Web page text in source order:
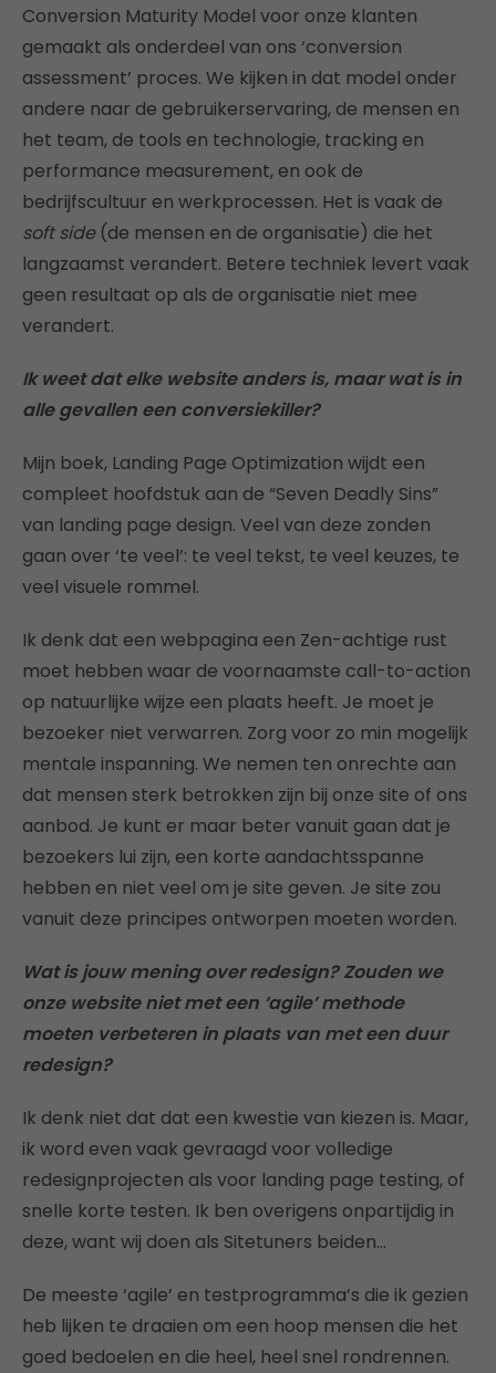
Conversion Maturity Model voor onze klanten
gemaakt als onderdeel van ons ‘conversion
assessment’ proces. We kijken in dat model onder
andere naar de gebruikerservaring, de mensen en
het team, de tools en technologie, tracking en
performance measurement, en ook de
bedrijfscultuur en werkprocessen. Het is vaak de
soft side (de mensen en de organisatie) die het
langzaamst verandert. Betere techniek levert vaak
geen resultaat op als de organisatie niet mee
verandert.
Ik weet dat elke website anders is, maar wat is in
alle gevallen een conversiekiller?
Mijn boek, Landing Page Optimization wijdt een
compleet hoofdstuk aan de “Seven Deadly Sins”
van landing page design. Veel van deze zonden
gaan over ‘te veel’: te veel tekst, te veel keuzes, te
veel visuele rommel.
Ik denk dat een webpagina een Zen-achtige rust
moet hebben waar de voornaamste call-to-action
op natuurlijke wijze een plaats heeft. Je moet je
bezoeker niet verwarren. Zorg voor zo min mogelijk
mentale inspanning. We nemen ten onrechte aan
dat mensen sterk betrokken zijn bij onze site of ons
aanbod. Je kunt er maar beter vanuit gaan dat je
bezoekers lui zijn, een korte aandachtsspanne
hebben en niet veel om je site geven. Je site zou
vanuit deze principes ontworpen moeten worden.
Wat is jouw mening over redesign? Zouden we
onze website niet met een ‘agile’ methode
moeten verbeteren in plaats van met een duur
redesign?
Ik denk niet dat dat een kwestie van kiezen is. Maar,
ik word even vaak gevraagd voor volledige
redesignprojecten als voor landing page testing, of
snelle korte testen. Ik ben overigens onpartijdig in
deze, want wij doen als Sitetuners beiden…
De meeste ‘agile’ en testprogramma’s die ik gezien
heb lijken te draaien om een hoop mensen die het
goed bedoelen en die heel, heel snel rondrennen.